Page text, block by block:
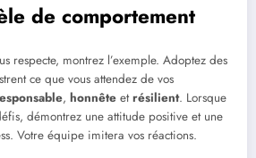
de comportement
respecte, montrez l’exemple. Adoptez des
ce que vous attendez de vos
, honnête etrésilient. Lorsque
démontrez une attitude positive et une
Votre équipe imitera vos réactions.